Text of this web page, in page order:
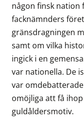
någon finsk nation
facknämnders
gränsdragningen
samt om vilka
ingick i en
var nationella. De
var
omöjliga att få
guldåldersmotiv.